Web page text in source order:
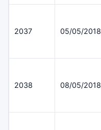
2037 05/05/2018
2038 08/05/2018